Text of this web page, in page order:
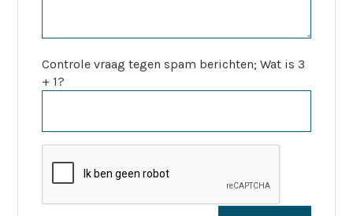
Controle vraag tegen spam berichten; Wat is 3
+ 1?